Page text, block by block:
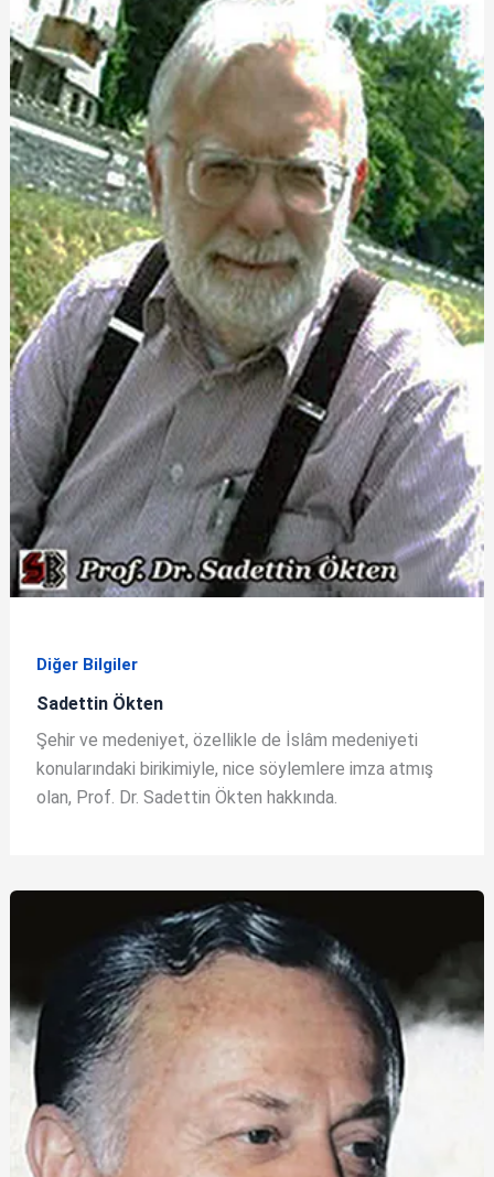
Diğer Bilgiler
Sadettin Ökten
Şehir ve medeniyet, özellikle de İslâm medeniyeti
konularındaki birikimiyle, nice söylemlere imza atmış
olan, Prof. Dr. Sadettin Ökten hakkında.